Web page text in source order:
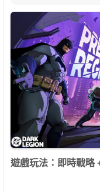
遊戲玩法：即時戰略